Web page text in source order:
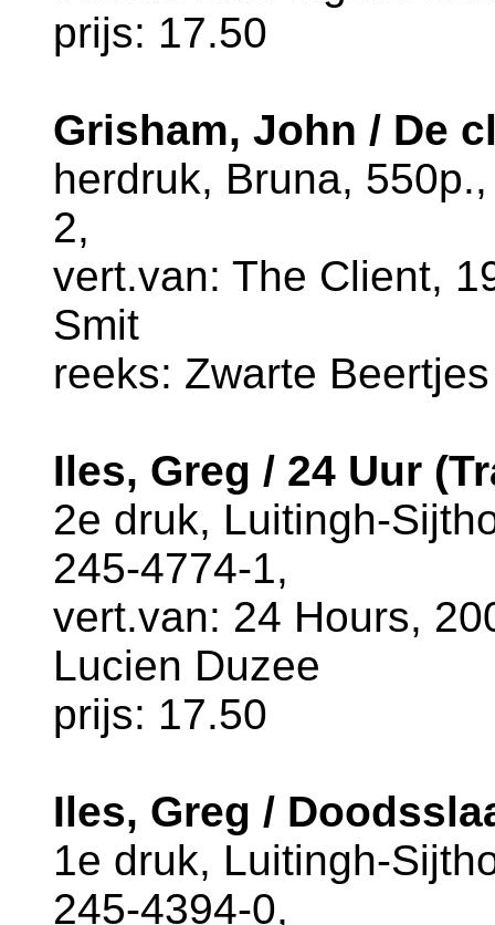
prijs: 17.50
Grisham, John / De
herdruk, Bruna,
2,
vert.van: The Client,
Smit
reeks: Zwarte
Iles, Greg / 24 Uur
2e druk, Luitingh-
245-4774-1,
vert.van: 24 Hours,
Lucien Duzee
prijs: 17.50
Iles, Greg /
1e druk, Luitingh-
245-4394-0,